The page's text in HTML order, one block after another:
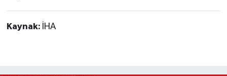
Kaynak: İHA